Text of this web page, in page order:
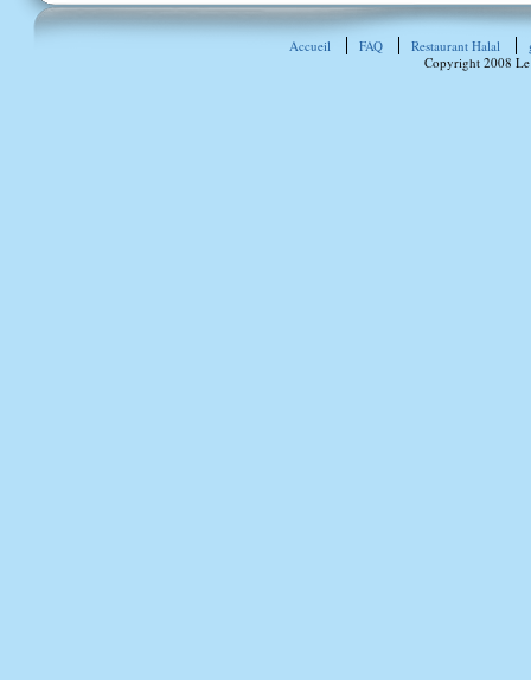
Accueil FAQ Restaurant Halal
Copyright 2008